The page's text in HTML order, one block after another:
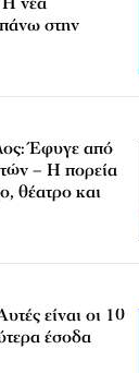
πάνω στην
Έφυγε από
– Η πορεία
θέατρο και
είναι οι 10
έσοδα